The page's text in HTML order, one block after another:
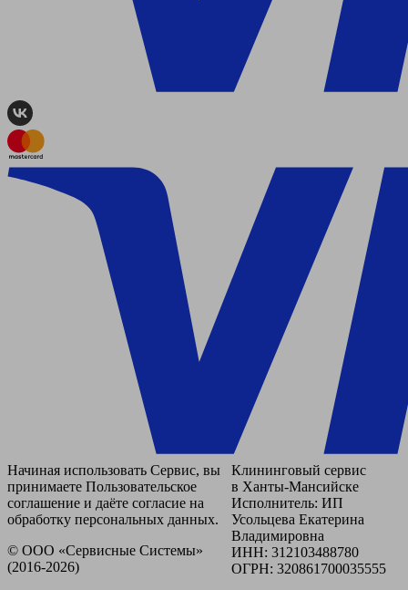
Начиная использовать Сервис, вы
принимаете Пользовательское
соглашение и даёте согласие на
обработку персональных данных.
© ООО «Сервисные Системы»
(2016-2026)
Клининговый сервис
в Ханты-Мансийске
Исполнитель: ИП
Усольцева Екатерина
Владимировна
ИНН: 312103488780
ОГРН: 320861700035555